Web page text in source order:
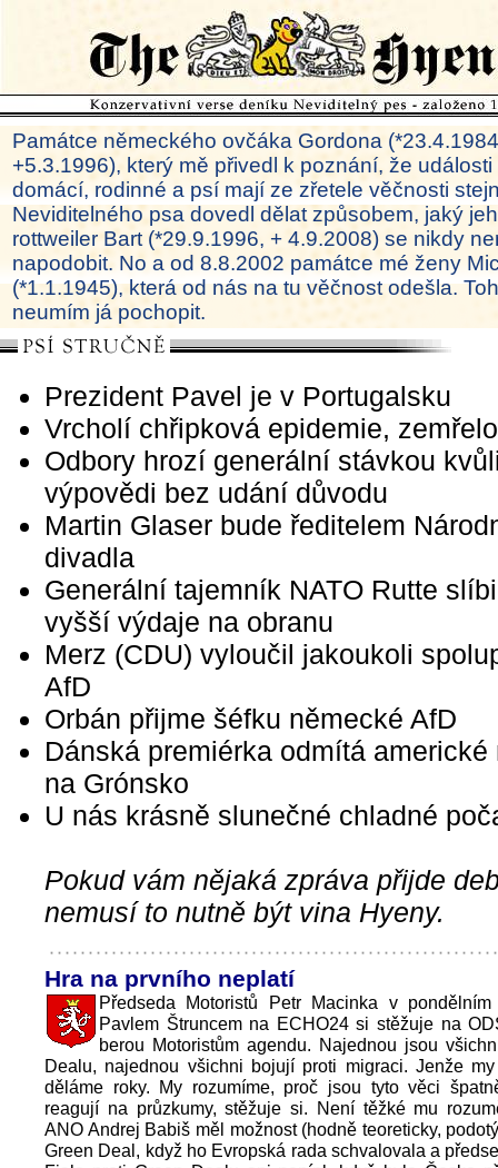
Památce německého ovčáka Gordona
+5.3.1996), který mě přivedl k poznání, že
domácí, rodinné a psí mají ze zřetele věčnosti
Neviditelného psa dovedl dělat způsobem, jaký
rottweiler Bart (*29.9.1996, + 4.9.2008) se nikdy
napodobit. No a od 8.8.2002 památce mé ženy
(*1.1.1945), která od nás na tu věčnost odešla.
neumím já pochopit.
Prezident Pavel je v Portugalsku
Vrcholí chřipková epidemie,
Odbory hrozí generální stávkou
výpovědi bez udání důvodu
Martin Glaser bude ředitelem
divadla
Generální tajemník NATO Rutte
vyšší výdaje na obranu
Merz (CDU) vyloučil jakoukoli
AfD
Orbán přijme šéfku německé AfD
Dánská premiérka odmítá americké
na Grónsko
U nás krásně slunečné chladné
Pokud vám nějaká zpráva přijde
nemusí to nutně být vina Hyeny.
Hra na prvního neplatí
Předseda Motoristů Petr Macinka v
Pavlem Štruncem na ECHO24 si stěžuje na
berou Motoristům agendu. Najednou jsou
Dealu, najednou všichni bojují proti migraci. Jenže
děláme roky. My rozumíme, proč jsou tyto věci
reagují na průzkumy, stěžuje si. Není těžké mu
ANO Andrej Babiš měl možnost (hodně teoreticky,
Green Deal, když ho Evropská rada schvalovala a